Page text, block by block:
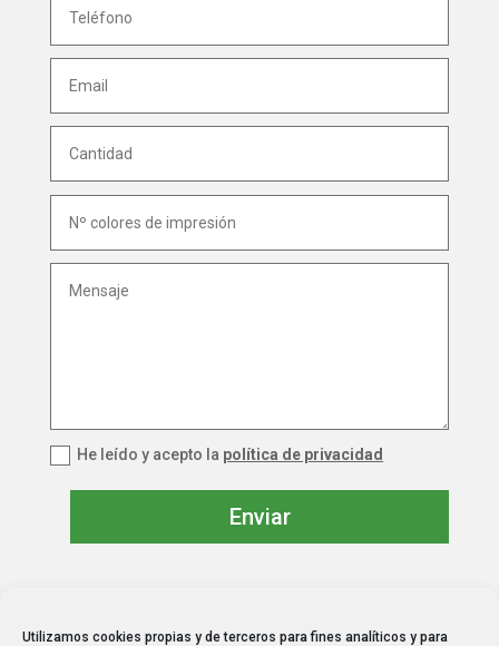
Utilizamos cookies propias y de terceros para fines analíticos y para
He leído y acepto la política de privacidad
Enviar